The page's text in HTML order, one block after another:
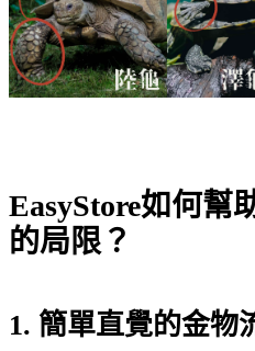
EasyStore如何幫
的局限？
1. 簡單直覺的金物